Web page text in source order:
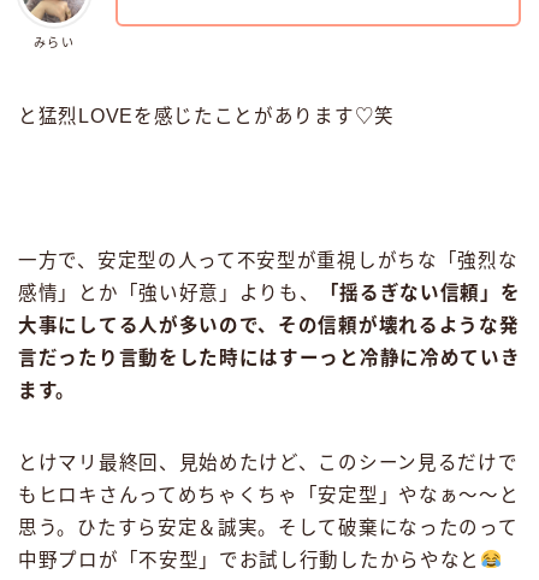
みらい
と猛烈LOVEを感じたことがあります♡笑
一方で、安定型の人って不安型が重視しがちな「強烈な
感情」とか「強い好意」よりも、
「揺るぎない信頼」を
大事にしてる人が多いので、その信頼が壊れるような発
言だったり言動をした時にはすーっと冷静に冷めていき
ます。
とけマリ最終回、見始めたけど、このシーン見るだけで
もヒロキさんってめちゃくちゃ「安定型」やなぁ〜〜と
思う。ひたすら安定＆誠実。そして破棄になったのって
中野プロが「不安型」でお試し行動したからやなと